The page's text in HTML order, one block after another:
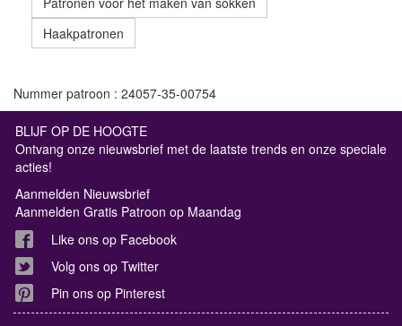
Haakpatronen
Nummer patroon : 24057-35-00754
BLIJF OP DE HOOGTE
Ontvang onze nieuwsbrief met de laatste trends en onze speciale
acties!
Aanmelden Nieuwsbrief
Aanmelden Gratis Patroon op Maandag
Like ons op Facebook
Volg ons op Twitter
Pin ons op Pinterest